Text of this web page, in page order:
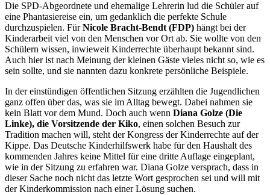
Die SPD-Abgeordnete und ehemalige Lehrerin lud die Schüler auf
eine Phantasiereise ein, um gedanklich die perfekte Schule
durchzuspielen. FürNicole Bracht-Bendt (FDP) hängt bei der
Kinderarbeit viel von den Menschen vor Ort ab. Sie wollte von den
Schülern wissen, inwieweit Kinderrechte überhaupt bekannt sind.
Auch hier ist nach Meinung der kleinen Gäste vieles nicht so, wie es
sein sollte, und sie nannten dazu konkrete persönliche Beispiele.
In der einstündigen öffentlichen Sitzung erzählten die Jugendlichen
ganz offen über das, was sie im Alltag bewegt. Dabei nahmen sie
kein Blatt vor dem Mund. Doch auch wenn Diana Golze (Die
Linke), die Vorsitzende der Kiko, einen solchen Besuch zur
Tradition machen will, steht der Kongress der Kinderrechte auf der
Kippe. Das Deutsche Kinderhilfswerk habe für den Haushalt des
kommenden Jahres keine Mittel für eine dritte Auflage eingeplant,
wie in der Sitzung zu erfahren war. Diana Golze versprach, dass in
dieser Sache noch nicht das letzte Wort gesprochen sei und will mit
der Kinderkommission nach einer Lösung suchen.